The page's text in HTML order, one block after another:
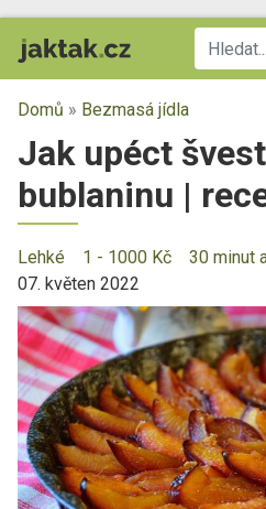
Domů » Bezmasá jídla
Jak upéct
bublaninu |
Lehké 1 - 1000 Kč
30 minut
07. květen 2022